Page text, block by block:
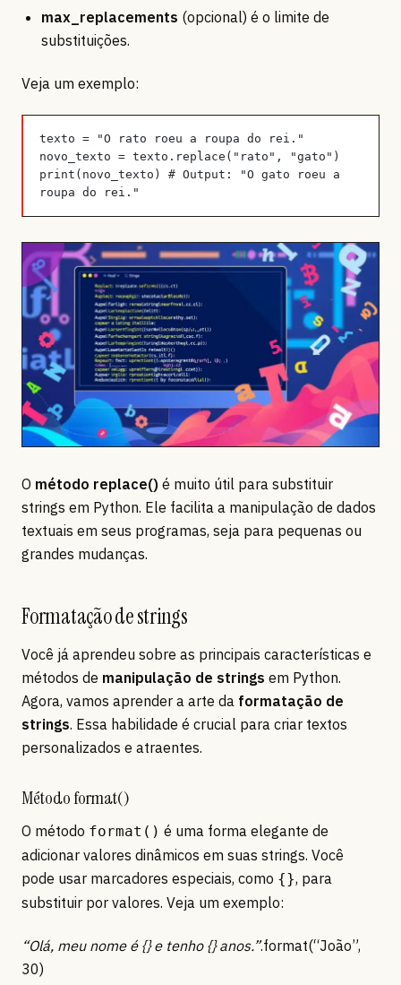
max_replacements (opcional) é o limite de
substituições.
Veja um exemplo:
texto = "O rato roeu a roupa do rei."
novo_texto = texto.replace("rato", "gato")
print(novo_texto) # Output: "O gato roeu a
roupa do rei."
O método replace() é muito útil para substituir
strings em Python. Ele facilita a manipulação de dados
textuais em seus programas, seja para pequenas ou
grandes mudanças.
Formatação de strings
Você já aprendeu sobre as principais características e
métodos de manipulação de strings em Python.
Agora, vamos aprender a arte da formatação de
strings. Essa habilidade é crucial para criar textos
personalizados e atraentes.
Método format()
O método format() é uma forma elegante de
adicionar valores dinâmicos em suas strings. Você
pode usar marcadores especiais, como {}, para
substituir por valores. Veja um exemplo:
“Olá, meu nome é {} e tenho {} anos.”.format(“João”,
30)